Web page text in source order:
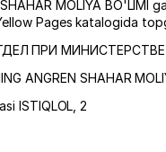
SHAHAR MOLIYA
Pages katalogida
ПРИ
ANGREN SHAHAR
ISTIQLOL , 2